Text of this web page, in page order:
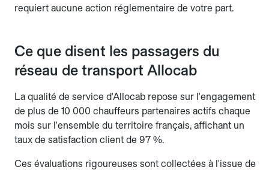
requiert aucune action réglementaire de votre part.
Ce que disent les passagers du
réseau de transport Allocab
La qualité de service d'Allocab repose sur l'engagement
de plus de 10 000 chauffeurs partenaires actifs chaque
mois sur l'ensemble du territoire français, affichant un
taux de satisfaction client de 97 %.
Ces évaluations rigoureuses sont collectées à l'issue de